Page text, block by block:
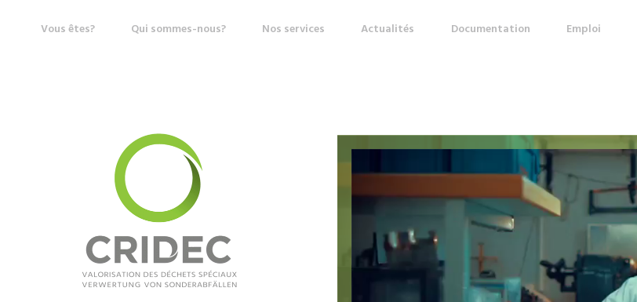
Vous êtes? Qui sommes-nous? Nos services Actualités Documentation Emploi